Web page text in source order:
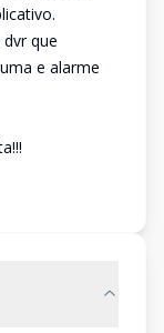
que
e alarme